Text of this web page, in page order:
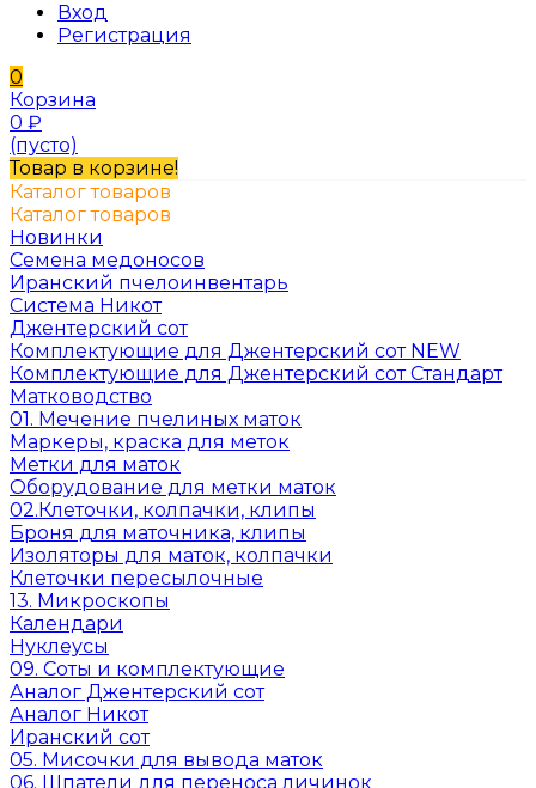
Вход
Регистрация
0
Корзина
0 ₽
(пусто)
Товар в корзине!
Каталог товаров
Каталог товаров
Новинки
Семена медоносов
Иранский пчелоинвентарь
Система Никот
Джентерский сот
Комплектующие для Джентерский сот NEW
Комплектующие для Джентерский сот Стандарт
Матководство
01. Мечение пчелиных маток
Маркеры, краска для меток
Метки для маток
Оборудование для метки маток
02.Клеточки, колпачки, клипы
Броня для маточника, клипы
Изоляторы для маток, колпачки
Клеточки пересылочные
13. Микроскопы
Календари
Нуклеусы
09. Соты и комплектующие
Аналог Джентерский сот
Аналог Никот
Иранский сот
05. Мисочки для вывода маток
06. Шпатели для переноса личинок